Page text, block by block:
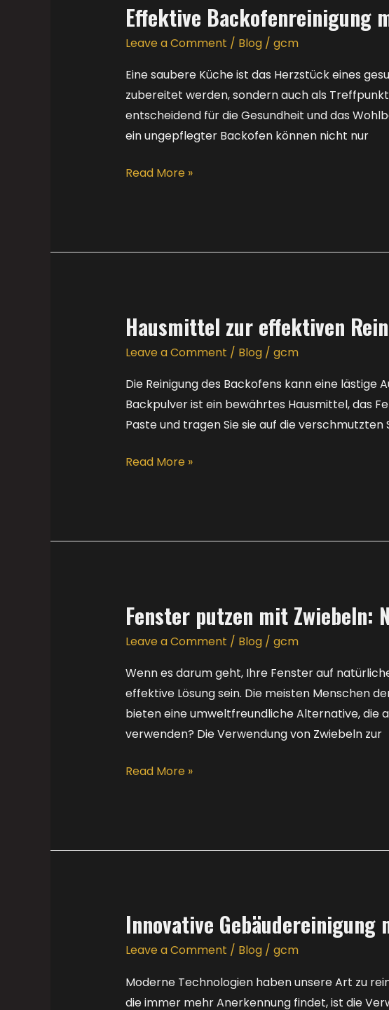
Effektive Backofenreinigung
Leave a Comment / Blog/ gcm
Eine saubere Küche ist das Herzstück eines
zubereitet werden, sondern auch als
entscheidend für die Gesundheit und das
ein ungepflegter Backofen können nicht nur
Effektive
Backpulver
–
GCM
Wien
Read More »
Hausmittel zur effektiven
Leave a Comment / Blog/ gcm
Die Reinigung des Backofens kann eine
Backpulver ist ein bewährtes Hausmittel, das
Paste und tragen Sie sie auf die verschmutzten
Hausmittel
Reinigung
Ihres
Backofens
Read More »
Fenster putzen mit Zwiebeln:
Leave a Comment / Blog/ gcm
Wenn es darum geht, Ihre Fenster auf
effektive Lösung sein. Die meisten Menschen
bieten eine umweltfreundliche Alternative, die
verwenden? Die Verwendung von Zwiebeln zur
Fenster
Zwiebeln:
Natürliche
Reinigungsmethode
Read More »
Innovative Gebäudereinigung
Leave a Comment / Blog/ gcm
Moderne Technologien haben unsere Art zu
die immer mehr Anerkennung findet, ist die
Innovative
Schallzahnbürsten